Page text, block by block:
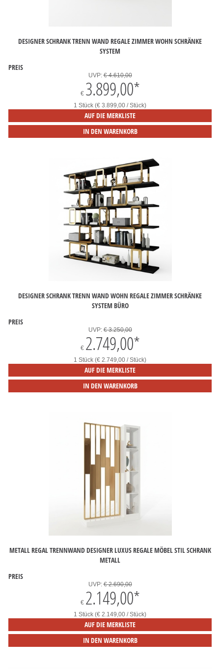
DESIGNER SCHRANK TRENN WAND REGALE ZIMMER WOHN SCHRÄNKE
SYSTEM
PREIS
UVP:€ 4.610,00
€ 3.899,00*
1 Stück (€ 3.899,00 / Stück)
AUF DIE MERKLISTE
IN DEN WARENKORB
DESIGNER SCHRANK TRENN WAND WOHN REGALE ZIMMER SCHRÄNKE
SYSTEM BÜRO
PREIS
UVP:€ 3.250,00
€ 2.749,00*
1 Stück (€ 2.749,00 / Stück)
AUF DIE MERKLISTE
IN DEN WARENKORB
METALL REGAL TRENNWAND DESIGNER LUXUS REGALE MÖBEL STIL SCHRANK
METALL
PREIS
UVP:€ 2.690,00
€ 2.149,00*
1 Stück (€ 2.149,00 / Stück)
AUF DIE MERKLISTE
IN DEN WARENKORB